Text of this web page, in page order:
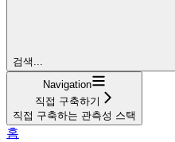
검색...
Navigation
직접 구축하기
직접 구축하는 관측성 스택
홈